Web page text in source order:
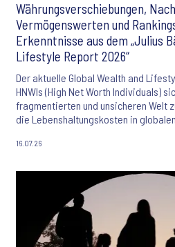
Währungsverschiebungen,
Vermögenswerten und
Erkenntnisse aus dem „Julius
Lifestyle Report 2026“
Der aktuelle Global Wealth and
HNWIs (High Net Worth Individuals)
fragmentierten und unsicheren Welt
die Lebenshaltungskosten in
16.07.26